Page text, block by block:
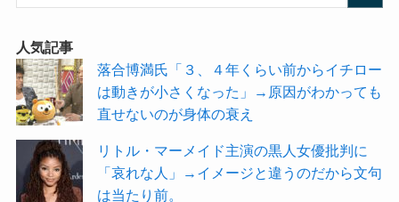
人気記事
落合博満氏「３、４年くらい前からイチロー
は動きが小さくなった」→原因がわかっても
直せないのが身体の衰え
リトル・マーメイド主演の黒人女優批判に
「哀れな人」→イメージと違うのだから文句
は当たり前。